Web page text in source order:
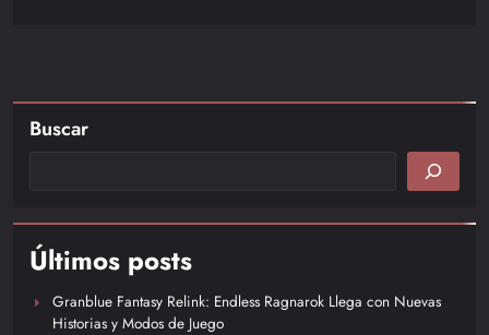
Buscar
Últimos posts
Granblue Fantasy Relink: Endless Ragnarok Llega con Nuevas
Historias y Modos de Juego